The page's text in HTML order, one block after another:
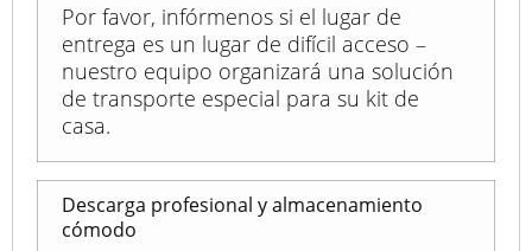
Por favor, infórmenos si el lugar de
entrega es un lugar de difícil acceso –
nuestro equipo organizará una solución
de transporte especial para su kit de
casa.
Descarga profesional y almacenamiento
cómodo